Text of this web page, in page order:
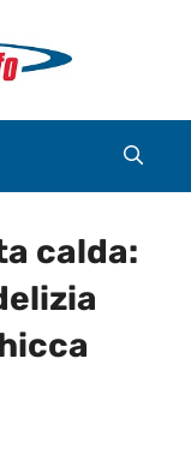
calda: